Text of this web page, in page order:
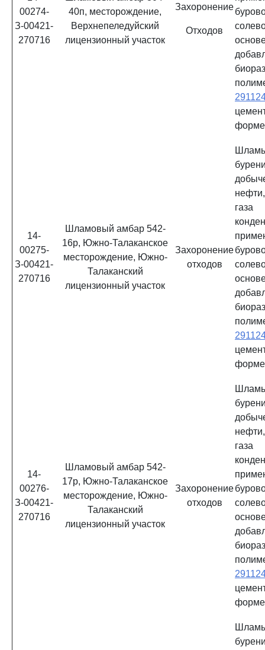
00274-
З-00421-
270716
40п, месторождение,
Верхнепеледуйский
лицензионный участок
Захоронение
Отходов
14-
00275-
З-00421-
270716
Шламовый амбар 542-
16р, Южно-Талаканское
месторождение, Южно-
Талаканский
лицензионный участок
Захоронение
отходов
газа
14-
00276-
З-00421-
270716
Шламовый амбар 542-
17р, Южно-Талаканское
месторождение, Южно-
Талаканский
лицензионный участок
Захоронение
отходов
газа